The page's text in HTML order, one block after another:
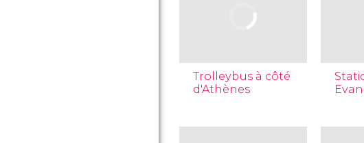
Trolleybus à côté
d'Athènes